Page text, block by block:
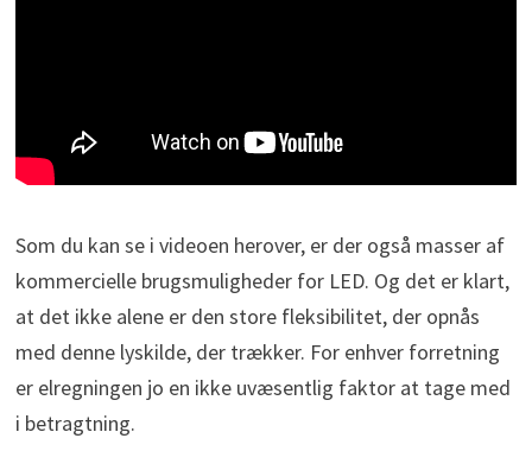
Som du kan se i videoen herover, er der også masser af
kommercielle brugsmuligheder for LED. Og det er klart,
at det ikke alene er den store fleksibilitet, der opnås
med denne lyskilde, der trækker. For enhver forretning
er elregningen jo en ikke uvæsentlig faktor at tage med
i betragtning.